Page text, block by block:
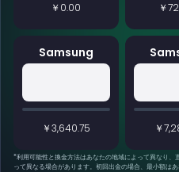
￥0.00 ￥
Samsung
￥3,640.75 ￥
*利用可能性と換金方法はあなたの地域によって異なり
って異なる場合があります。初回出金の場合、最小額は